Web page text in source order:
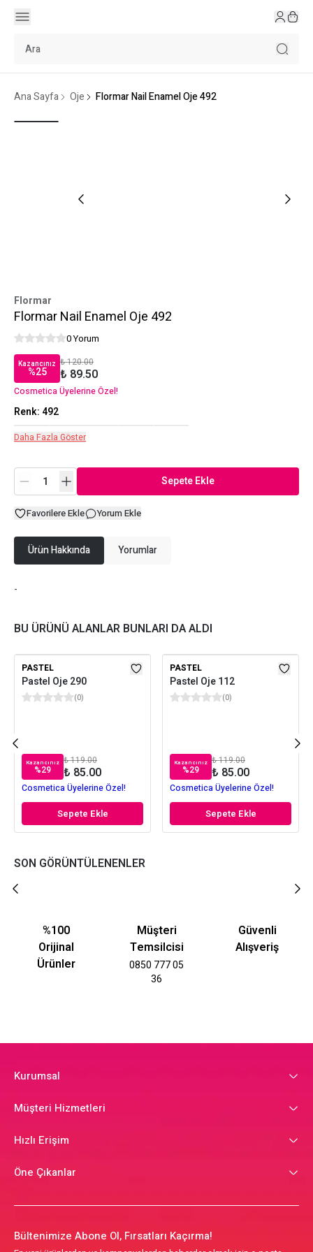
Ana Sayfa Oje Flormar Nail Enamel Oje 492
Flormar
Flormar Nail Enamel Oje 492
0 Yorum
Kazancınız
%25
₺ 120.00
₺ 89.50
Cosmetica Üyelerine Özel!
Renk: 492
Daha Fazla Göster
Sepete Ekle
Favorilere Ekle Yorum Ekle
Ürün Hakkında Yorumlar
-
BU ÜRÜNÜ ALANLAR BUNLARI DA ALDI
PASTEL
Pastel Oje 290
(0)
Kazancınız
%29
₺ 119.00
₺ 85.00
Cosmetica Üyelerine Özel!
Sepete Ekle
PASTEL
Pastel Oje 112
(0)
Kazancınız
%29
₺ 119.00
₺ 85.00
Cosmetica Üyelerine Özel!
Sepete Ekle
SON GÖRÜNTÜLENENLER
%100
Orijinal
Ürünler
Müşteri
Temsilcisi
0850 777 05
36
Güvenli
Alışveriş
Kurumsal
Müşteri Hizmetleri
Hızlı Erişim
Öne Çıkanlar
Bültenimize Abone Ol, Fırsatları Kaçırma!